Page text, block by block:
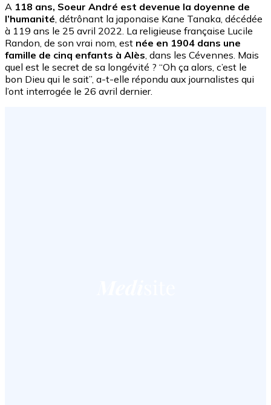
A 118 ans, Soeur André est devenue la doyenne de
l’humanité, détrônant la japonaise Kane Tanaka, décédée
à 119 ans le 25 avril 2022. La religieuse française Lucile
Randon, de son vrai nom, est née en 1904 dans une
famille de cinq enfants à Alès, dans les Cévennes. Mais
quel est le secret de sa longévité ? “Oh ça alors, c’est le
bon Dieu qui le sait”, a-t-elle répondu aux journalistes qui
l’ont interrogée le 26 avril dernier.